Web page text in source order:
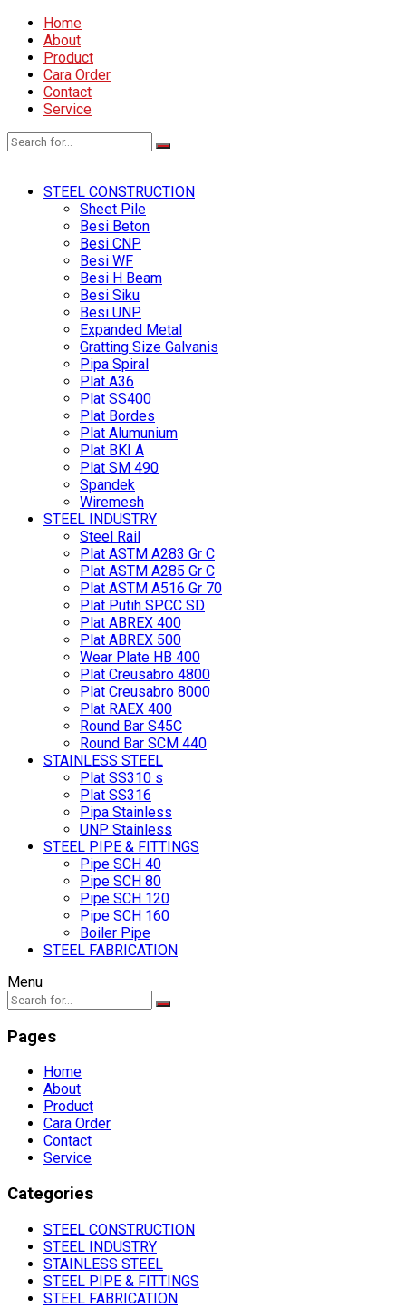
Home
About
Product
Cara Order
Contact
Service
STEEL CONSTRUCTION
Sheet Pile
Besi Beton
Besi CNP
Besi WF
Besi H Beam
Besi Siku
Besi UNP
Expanded Metal
Gratting Size Galvanis
Pipa Spiral
Plat A36
Plat SS400
Plat Bordes
Plat Alumunium
Plat BKI A
Plat SM 490
Spandek
Wiremesh
STEEL INDUSTRY
Steel Rail
Plat ASTM A283 Gr C
Plat ASTM A285 Gr C
Plat ASTM A516 Gr 70
Plat Putih SPCC SD
Plat ABREX 400
Plat ABREX 500
Wear Plate HB 400
Plat Creusabro 4800
Plat Creusabro 8000
Plat RAEX 400
Round Bar S45C
Round Bar SCM 440
STAINLESS STEEL
Plat SS310 s
Plat SS316
Pipa Stainless
UNP Stainless
STEEL PIPE & FITTINGS
Pipe SCH 40
Pipe SCH 80
Pipe SCH 120
Pipe SCH 160
Boiler Pipe
STEEL FABRICATION
Menu
Pages
Home
About
Product
Cara Order
Contact
Service
Categories
STEEL CONSTRUCTION
STEEL INDUSTRY
STAINLESS STEEL
STEEL PIPE & FITTINGS
STEEL FABRICATION